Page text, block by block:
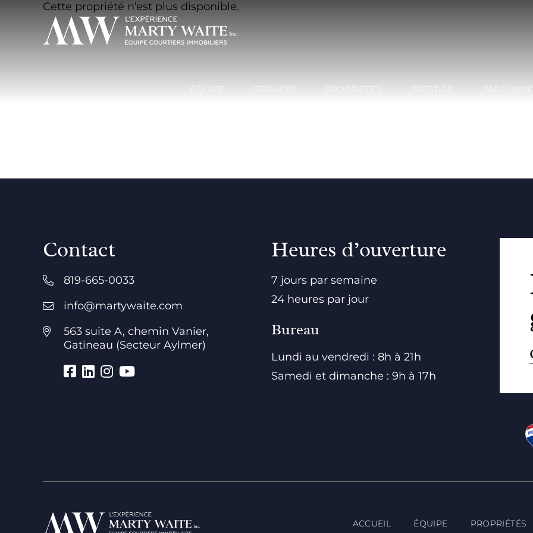
ÉQUIPE SERVICES PROPRIÉTÉS PRESTIGE PARC
Cette propriété n’est plus disponible.
Contact
819-665-0033
info@martywaite.com
563 suite A, chemin Vanier,
Gatineau (Secteur Aylmer)
Heures d’ouverture
7 jours par semaine
24 heures par jour
Bureau
Lundi au vendredi : 8h à 21h
Samedi et dimanche : 9h à 17h
ACCUEIL ÉQUIPE PROPRIÉTÉS